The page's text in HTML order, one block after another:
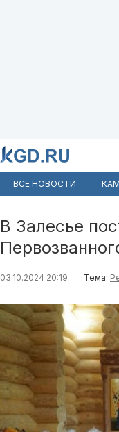
ВСЕ НОВОСТИ
В Залесье
03.10.2024 20:19 Тема: